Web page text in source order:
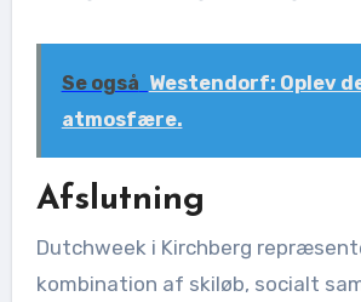
Se også Westendorf: Oplev
atmosfære.
Afslutning
Dutchweek i Kirchberg
kombination af skiløb, socialt